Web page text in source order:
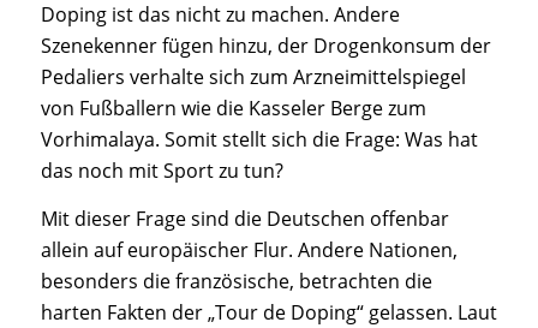
Doping ist das nicht zu machen. Andere
Szenekenner fügen hinzu, der Drogenkonsum der
Pedaliers verhalte sich zum Arzneimittelspiegel
von Fußballern wie die Kasseler Berge zum
Vorhimalaya. Somit stellt sich die Frage: Was hat
das noch mit Sport zu tun?
Mit dieser Frage sind die Deutschen offenbar
allein auf europäischer Flur. Andere Nationen,
besonders die französische, betrachten die
harten Fakten der „Tour de Doping“ gelassen. Laut